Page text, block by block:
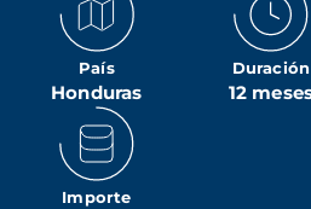
País
Honduras
Duración
12
Importe